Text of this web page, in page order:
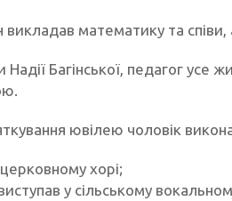
викладав математику та
Надії Багінської, педагог
ювілею чоловік
церковному хорі;
у сільському